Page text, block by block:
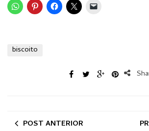
biscoito
POST ANTERIOR